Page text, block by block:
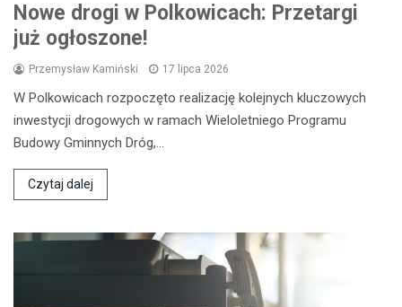
Nowe drogi w Polkowicach: Przetargi
już ogłoszone!
Przemysław Kamiński 17 lipca 2026
W Polkowicach rozpoczęto realizację kolejnych kluczowych
inwestycji drogowych w ramach Wieloletniego Programu
Budowy Gminnych Dróg,…
Czytaj dalej